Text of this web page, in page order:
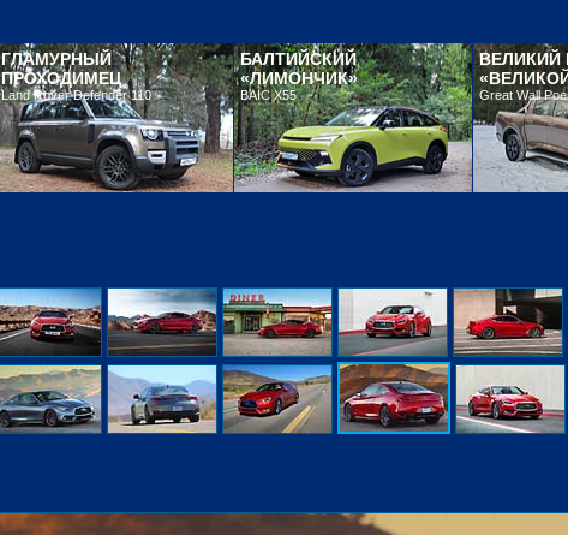
ГЛАМУРНЫЙ
ПРОХОДИМЕЦ
Land Rover Defender 110
БАЛТИЙСКИЙ
«ЛИМОНЧИК»
BAIC X55
ВЕЛИКИЙ
Great Wall